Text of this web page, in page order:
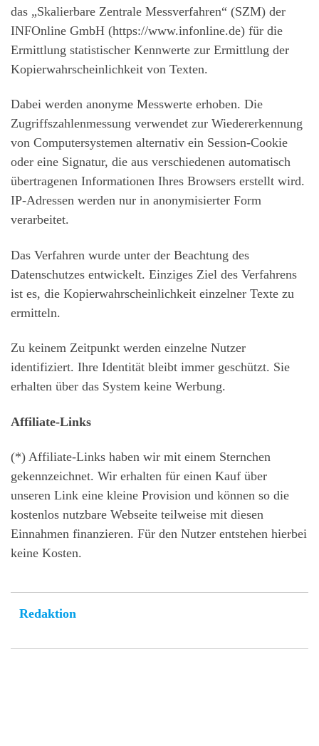
das „Skalierbare Zentrale Messverfahren“ (SZM) der
INFOnline GmbH (https://www.infonline.de) für die
Ermittlung statistischer Kennwerte zur Ermittlung der
Kopierwahrscheinlichkeit von Texten.
Dabei werden anonyme Messwerte erhoben. Die
Zugriffszahlenmessung verwendet zur Wiedererkennung
von Computersystemen alternativ ein Session-Cookie
oder eine Signatur, die aus verschiedenen automatisch
übertragenen Informationen Ihres Browsers erstellt wird.
IP-Adressen werden nur in anonymisierter Form
verarbeitet.
Das Verfahren wurde unter der Beachtung des
Datenschutzes entwickelt. Einziges Ziel des Verfahrens
ist es, die Kopierwahrscheinlichkeit einzelner Texte zu
ermitteln.
Zu keinem Zeitpunkt werden einzelne Nutzer
identifiziert. Ihre Identität bleibt immer geschützt. Sie
erhalten über das System keine Werbung.
Affiliate-Links
(*) Affiliate-Links haben wir mit einem Sternchen
gekennzeichnet. Wir erhalten für einen Kauf über
unseren Link eine kleine Provision und können so die
kostenlos nutzbare Webseite teilweise mit diesen
Einnahmen finanzieren. Für den Nutzer entstehen hierbei
keine Kosten.
Redaktion